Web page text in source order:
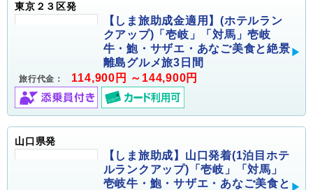
東京２３区発
【しま旅助成金適用】(ホテルラン
クアップ)「壱岐」「対馬」壱岐
牛・鮑・サザエ・あなご美食と絶景
離島グルメ旅3日間
旅行代金： 114,900円 ～144,900円
山口県発
【しま旅助成】山口発着(1泊目ホテ
ルランクアップ)「壱岐」「対馬」
壱岐牛・鮑・サザエ・あなご美食と